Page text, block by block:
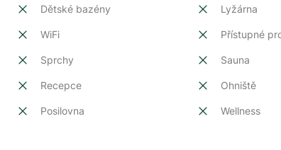
Dětské bazény Lyžárna
WiFi Přístupné
Sprchy Sauna
Recepce Ohniště
Posilovna Wellness